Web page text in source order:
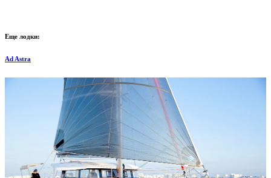
Еще лодки:
Ad Astra